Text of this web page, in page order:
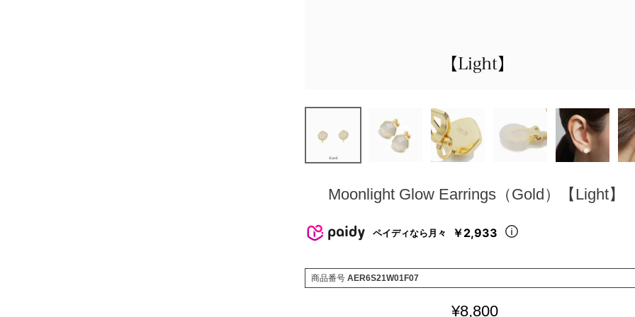
Moonlight Glow Earrings（Gold）【Light】
ペイディなら月々 ￥2,933
商品番号 AER6S21W01F07
¥8,800